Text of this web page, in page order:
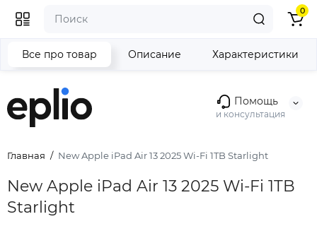
Помощь
и консультация
0
Главная New Apple iPad Air 13 2025 Wi-Fi 1TB Starlight
New Apple iPad Air 13 2025 Wi-Fi 1TB
Starlight
Все про товар Описание Характеристики